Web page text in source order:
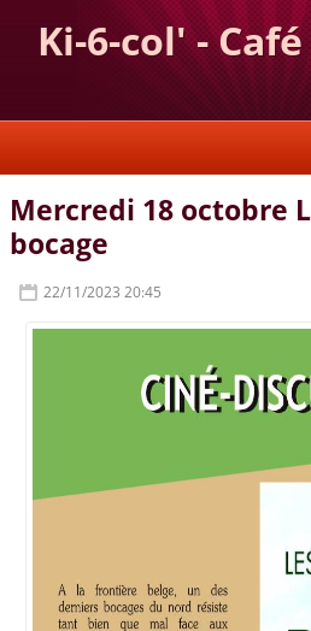
Ki-6-col' -
Mercredi 18 octobre
bocage
22/11/2023 20:45